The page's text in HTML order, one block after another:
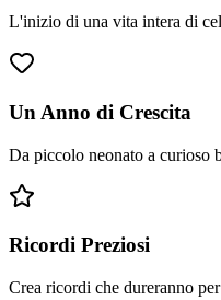
L'inizio di una vita intera di
Un Anno di Crescita
Da piccolo neonato a curioso
Ricordi Preziosi
Crea ricordi che dureranno